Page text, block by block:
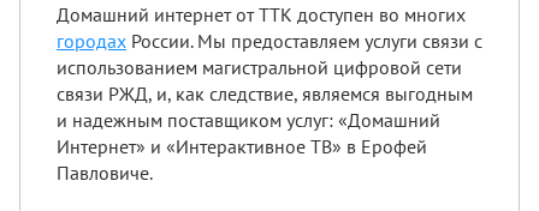
Домашний интернет от ТТК доступен во многих
городах России. Мы предоставляем услуги связи с
использованием магистральной цифровой сети
связи РЖД, и, как следствие, являемся выгодным
и надежным поставщиком услуг: «Домашний
Интернет» и «Интерактивное ТВ» в Ерофей
Павловиче.